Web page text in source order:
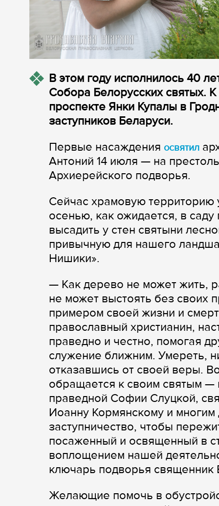
В этом году исполнилось 40
Собора Белорусских святых.
проспекте Янки Купалы в
заступников Беларуси.
Первые насаждения освятил
Антоний 14 июля — на
Архиерейского подворья.
Сейчас храмовую территорию
осенью, как ожидается, в
высадить у стен святыни
привычную для нашего
Нишики».
— Как дерево не может жить,
не может выстоять без своих
примером своей жизни и
православный христианин,
праведно и честно, помогая
служение ближним. Умереть,
отказавшись от своей веры.
обращается к своим святым
праведной Софии Слуцкой,
Иоанну Кормянскому и
заступничество, чтобы
посаженный и освященный в
воплощением нашей
ключарь подворья священник
Желающие помочь в